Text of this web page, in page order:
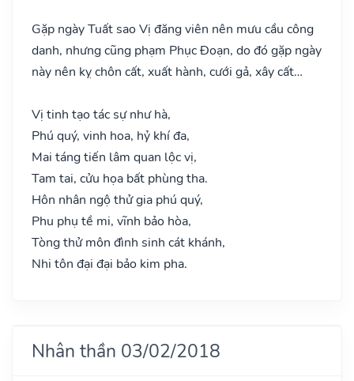
Gặp ngày Tuất sao Vị đăng viên nên mưu cầu công
danh, nhưng cũng phạm Phục Đoạn, do đó gặp ngày
này nên kỵ chôn cất, xuất hành, cưới gả, xây cất…
Vị tinh tạo tác sự như hà,
Phú quý, vinh hoa, hỷ khí đa,
Mai táng tiến lâm quan lộc vị,
Tam tai, cửu họa bất phùng tha.
Hôn nhân ngộ thử gia phú quý,
Phu phụ tề mi, vĩnh bảo hòa,
Tòng thử môn đình sinh cát khánh,
Nhi tôn đại đại bảo kim pha.
Nhân thần 03/02/2018